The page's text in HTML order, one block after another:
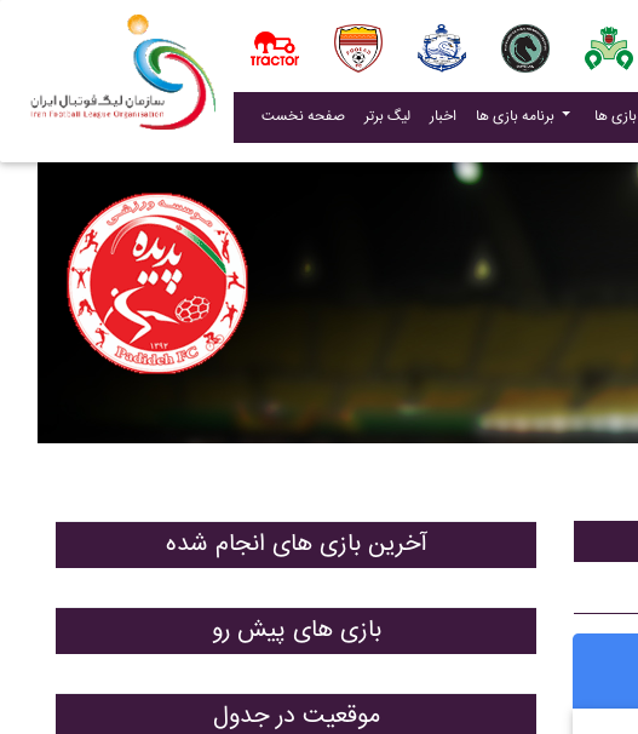
صفحه نخست لیگ برتر اخبار(current) برنامه بازی ها
آخرین بازی های انجام شده
بازی های پیش رو
موقعیت در جدول